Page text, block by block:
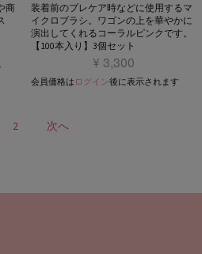
商
装着前のプレケア時などに使用するマ
イクロブラシ。ワゴンの上を華やかに
演出してくれるコーラルピンクです。
【100本入り】3個セット
¥ 3,300
会員価格は ログイン後に表示されます
2 次へ